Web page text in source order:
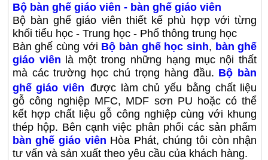
Bộ bàn ghế giáo viên - bàn ghế giáo viên
Bộ bàn ghế giáo viên thiết kế phù hợp với từng
khối tiểu học - Trung học - Phổ thông trung học
Bàn ghế cùng với Bộ bàn ghế học sinh, bàn ghế
giáo viên là một trong những hạng mục nội thất
mà các trường học chú trọng hàng đầu. Bộ bàn
ghếgiáo viên được làm chủ yếu bằng chất liệu
gỗ công nghiệp MFC, MDF sơn PU hoặc có thể
kết hợp chất liệu gỗ công nghiệp cùng với khung
thép hộp. Bên cạnh việc phân phối các sản phẩm
bàn ghế giáo viên Hòa Phát, chúng tôi còn nhận
tư vấn và sản xuất theo yêu cầu của khách hàng.